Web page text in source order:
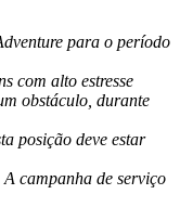
para o período
com alto estresse
obstáculo, durante
posição deve estar
campanha de serviço